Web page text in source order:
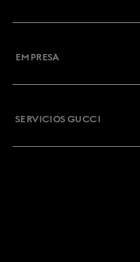
EMPRESA
SERVICIOS GUCCI